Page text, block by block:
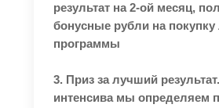
результат на 2-ой месяц,
бонусные рубли на
программы
3. Приз за лучший
интенсива мы определяем